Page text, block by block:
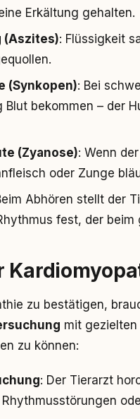
Erkältung gehalten.
(Aszites): Flüssigkeit
(Synkopen): Bei
bekommen – der
(Zyanose): Wenn
oder Zunge
Abhören stellt der
fest, der
zu bestätigen,
mit
zu können:
: Der Tierarzt